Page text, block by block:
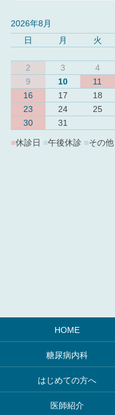
2026年8月
日
月 火
2
3 4
9
10 11
16
17 18
23
24 25
30
31
■休診日 ■午後休診 その他
HOME
糖尿病内科
はじめての方へ
医師紹介